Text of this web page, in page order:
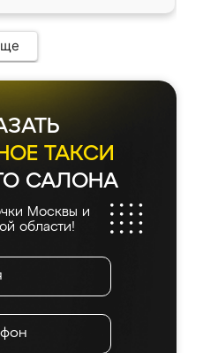
свое место без
Качеством осталась
так, как и ожидала.
ТАКСИ
САЛОНА
Москвы и
области!